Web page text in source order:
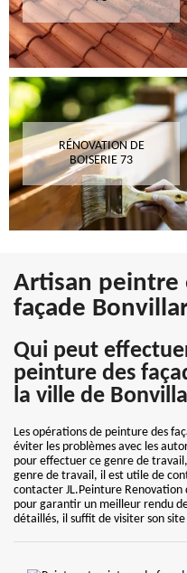
RÉNOVATION DE
BOISERIE 73
Artisan
façade
Qui peut
peinture des
la ville de
Les opérations de peinture des
éviter les problèmes avec les
pour effectuer ce genre de
genre de travail, il est utile de
contacter JL.Peinture Renovation
pour garantir un meilleur rendu
détaillés, il suffit de visiter son